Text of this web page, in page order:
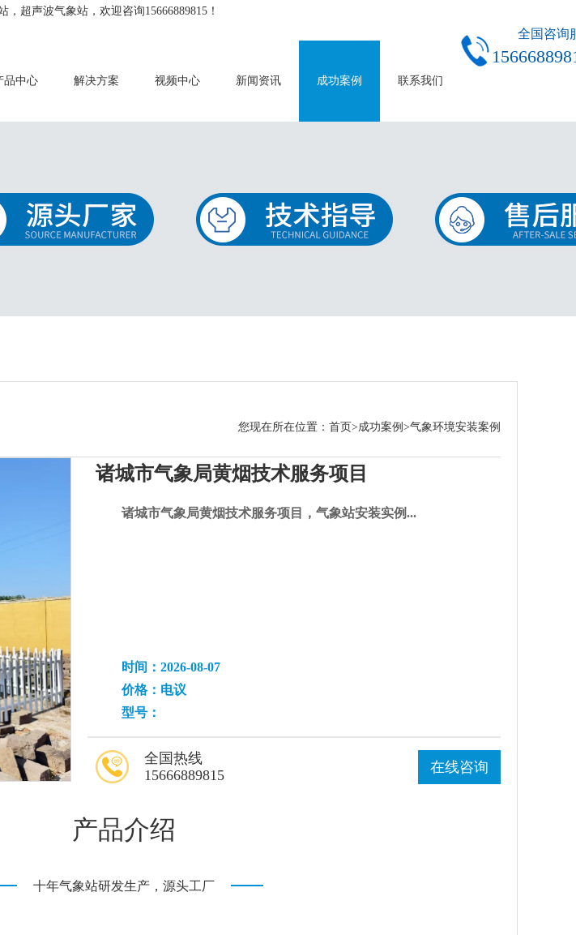
超声波气象站，欢迎咨询15666889815！
全国咨询
品中心 解决方案 视频中心 新闻资讯 成功案例 联系我们
您现在所在位置： 首页>成功案例 >气象环境安装案例
诸城市气象局黄烟技术服务项目
诸城市气象局黄烟技术服务项目，气象站安装实例...
时间：2026-08-07
价格：电议
型号：
在线咨询
全国热线
15666889815
产品介绍
十年气象站研发生产，源头工厂